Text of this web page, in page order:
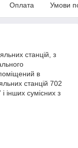
Оплата Умови
станцій, з
в
станцій 702
інших сумісних з